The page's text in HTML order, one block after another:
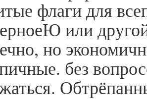
флаги для
или
но
без